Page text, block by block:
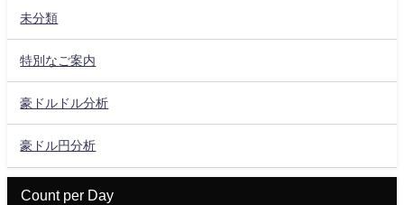
未分類
特別なご案内
豪ドルドル分析
豪ドル円分析
Count per Day